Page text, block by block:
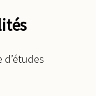
d’études